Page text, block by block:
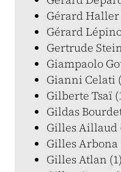
Gérard Haller
Gérard
Gertrude
Giampaolo
Gianni Celati
Gilberte Tsaï
Gildas
Gilles Aillaud
Gilles Arbona
Gilles Atlan (1)